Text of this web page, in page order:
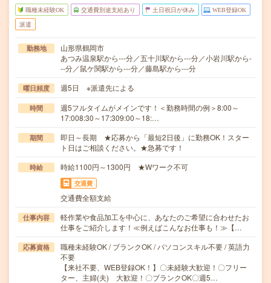
職種未経験OK 交通費別途支給あり 土日祝日が休み WEB登録OK
派遣
勤務地
山形県鶴岡市
あつみ温泉駅から---分／五十川駅から---分／小岩川駅から-
--分／鼠ケ関駅から---分／藤島駅から---分
曜日頻度 週5日 ※派遣先による
時間
週5フルタイムがメインです！＜勤務時間の例＞8:00～
17:008:30～17:309:00～18:…
期間
即日～長期 ★応募から「最短2日後」に勤務OK！スター
ト日はご相談ください。★急募です！
時給 時給1100円～1300円 ★Wワーク不可
交通費
交通費全額支給
仕事内容
軽作業や食品加工を中心に、あなたのご希望に合わせたお
仕事をご紹介します！≪例えばこんなお仕事も！≫【…
応募資格
職種未経験OK / ブランクOK / パソコンスキル不要 / 英語力
不要
【来社不要、WEB登録OK！】〇未経験大歓迎！〇フリー
ター、主婦(夫) 大歓迎！〇ブランクOK〇週5…